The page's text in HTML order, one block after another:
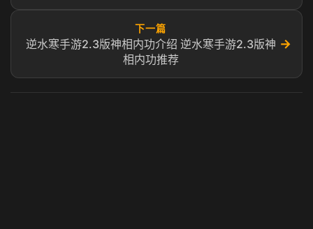
下一篇
逆水寒手游2.3版神相内功介绍 逆水寒手游2.3版神
相内功推荐
→